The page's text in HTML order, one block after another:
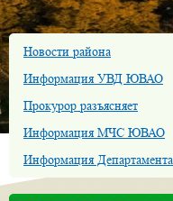
Новости района
Информация УВД ЮВАО
Прокурор разъясняет
Информация МЧС ЮВАО
Информация